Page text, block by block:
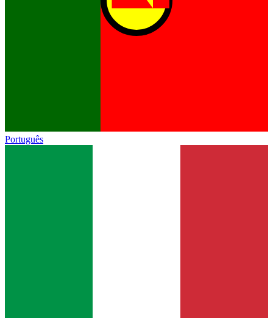
Português